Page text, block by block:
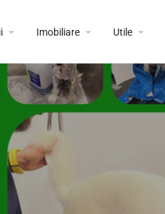
Imobiliare Utile